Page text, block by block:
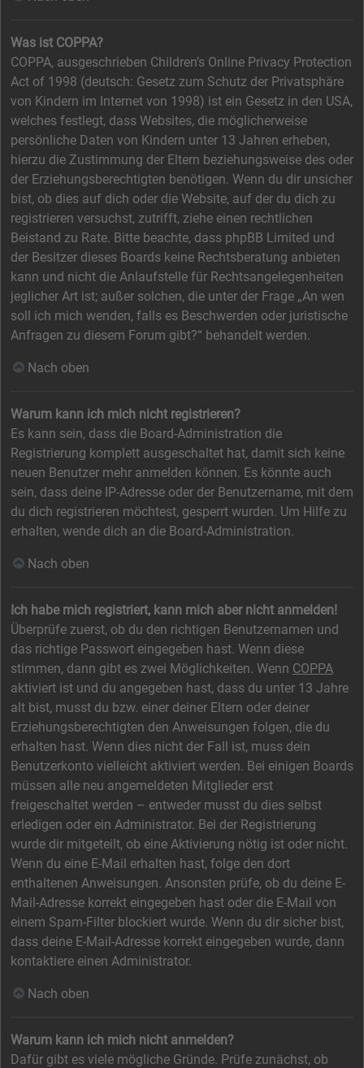
Was ist COPPA?
COPPA, ausgeschrieben Children’s Online Privacy Protection
Act of 1998 (deutsch: Gesetz zum Schutz der Privatsphäre
von Kindern im Internet von 1998) ist ein Gesetz in den USA,
welches festlegt, dass Websites, die möglicherweise
persönliche Daten von Kindern unter 13 Jahren erheben,
hierzu die Zustimmung der Eltern beziehungsweise des oder
der Erziehungsberechtigten benötigen. Wenn du dir unsicher
bist, ob dies auf dich oder die Website, auf der du dich zu
registrieren versuchst, zutrifft, ziehe einen rechtlichen
Beistand zu Rate. Bitte beachte, dass phpBB Limited und
der Besitzer dieses Boards keine Rechtsberatung anbieten
kann und nicht die Anlaufstelle für Rechtsangelegenheiten
jeglicher Art ist; außer solchen, die unter der Frage „An wen
soll ich mich wenden, falls es Beschwerden oder juristische
Anfragen zu diesem Forum gibt?“ behandelt werden.
Nach oben
Warum kann ich mich nicht registrieren?
Es kann sein, dass die Board-Administration die
Registrierung komplett ausgeschaltet hat, damit sich keine
neuen Benutzer mehr anmelden können. Es könnte auch
sein, dass deine IP-Adresse oder der Benutzername, mit dem
du dich registrieren möchtest, gesperrt wurden. Um Hilfe zu
erhalten, wende dich an die Board-Administration.
Nach oben
Ich habe mich registriert, kann mich aber nicht anmelden!
Überprüfe zuerst, ob du den richtigen Benutzernamen und
das richtige Passwort eingegeben hast. Wenn diese
stimmen, dann gibt es zwei Möglichkeiten. Wenn COPPA
aktiviert ist und du angegeben hast, dass du unter 13 Jahre
alt bist, musst du bzw. einer deiner Eltern oder deiner
Erziehungsberechtigten den Anweisungen folgen, die du
erhalten hast. Wenn dies nicht der Fall ist, muss dein
Benutzerkonto vielleicht aktiviert werden. Bei einigen Boards
müssen alle neu angemeldeten Mitglieder erst
freigeschaltet werden – entweder musst du dies selbst
erledigen oder ein Administrator. Bei der Registrierung
wurde dir mitgeteilt, ob eine Aktivierung nötig ist oder nicht.
Wenn du eine E-Mail erhalten hast, folge den dort
enthaltenen Anweisungen. Ansonsten prüfe, ob du deine E-
Mail-Adresse korrekt eingegeben hast oder die E-Mail von
einem Spam-Filter blockiert wurde. Wenn du dir sicher bist,
dass deine E-Mail-Adresse korrekt eingegeben wurde, dann
kontaktiere einen Administrator.
Nach oben
Warum kann ich mich nicht anmelden?
Dafür gibt es viele mögliche Gründe. Prüfe zunächst, ob